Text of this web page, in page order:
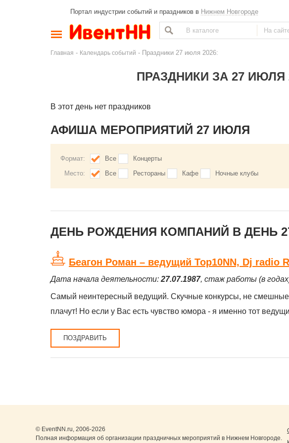
Портал индустрии событий и праздников в Нижнем Новгороде
Главная - Календарь событий - Праздники 27 июля 2026:
ПРАЗДНИКИ ЗА 27 ИЮЛЯ
В этот день нет праздников
АФИША МЕРОПРИЯТИЙ 27 ИЮЛЯ
Формат: Все
Концерты
Место:
Все Рестораны Кафе Ночные клубы
ДЕНЬ РОЖДЕНИЯ КОМПАНИЙ В ДЕНЬ
Беагон Роман – ведущий Top10NN, Dj radio
Дата начала деятельности: 27.07.1987, стаж работы (в
Самый неинтересный ведущий. Скучные конкурсы, не смешные
плачут! Но если у Вас есть чувство юмора - я именно тот
ПОЗДРАВИТЬ
© EventNN.ru, 2006-2026
Полная информация об организации праздничных мероприятий в Нижнем Новгороде.